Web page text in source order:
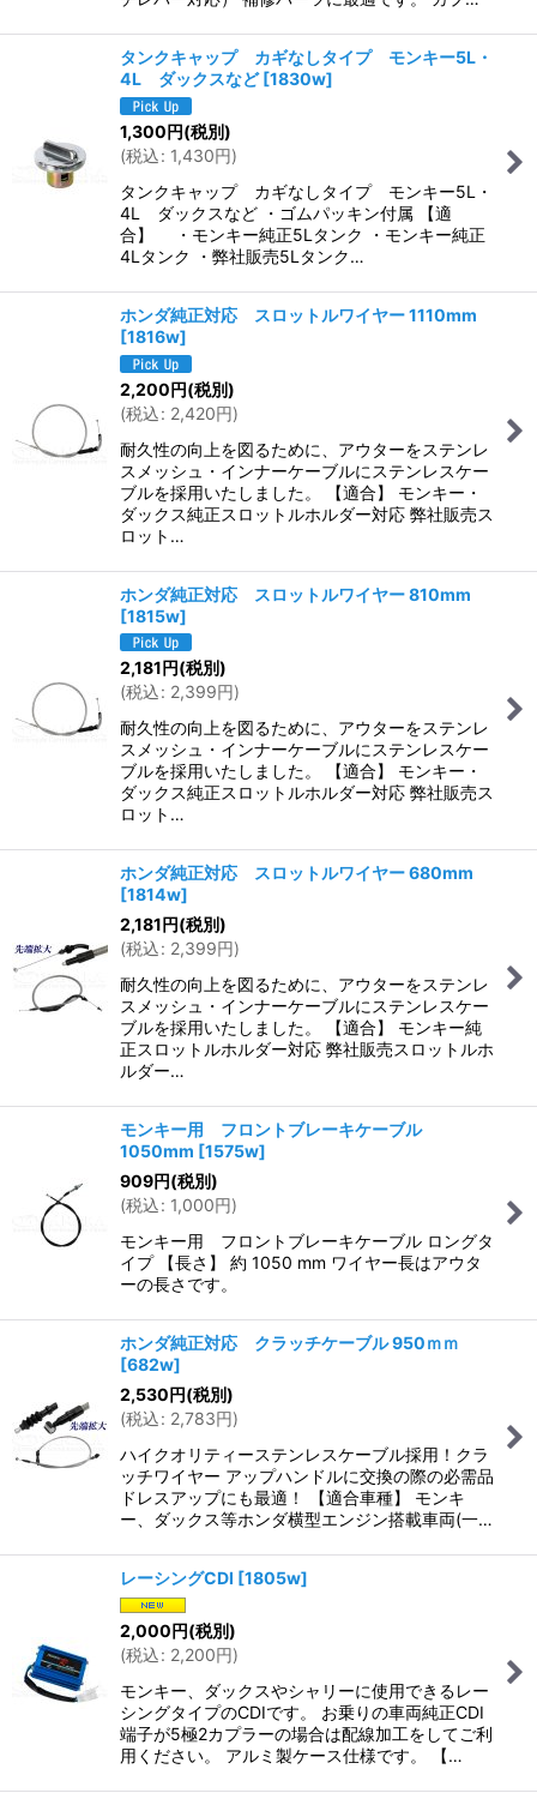
タンクキャップ カギなしタイプ モンキー5L・
4L ダックスなど [1830w]
1,300円(税別)
(税込: 1,430円)
タンクキャップ カギなしタイプ モンキー5L・
4L ダックスなど ・ゴムパッキン付属 【適
合】 ・モンキー純正5Lタンク ・モンキー純正
4Lタンク ・弊社販売5Lタンク…
ホンダ純正対応 スロットルワイヤー 1110mm
[1816w]
2,200円(税別)
(税込: 2,420円)
耐久性の向上を図るために、アウターをステンレ
スメッシュ・インナーケーブルにステンレスケー
ブルを採用いたしました。 【適合】 モンキー・
ダックス純正スロットルホルダー対応 弊社販売ス
ロット…
ホンダ純正対応 スロットルワイヤー 810mm
[1815w]
2,181円(税別)
(税込: 2,399円)
耐久性の向上を図るために、アウターをステンレ
スメッシュ・インナーケーブルにステンレスケー
ブルを採用いたしました。 【適合】 モンキー・
ダックス純正スロットルホルダー対応 弊社販売ス
ロット…
ホンダ純正対応 スロットルワイヤー 680mm
[1814w]
2,181円(税別)
(税込: 2,399円)
耐久性の向上を図るために、アウターをステンレ
スメッシュ・インナーケーブルにステンレスケー
ブルを採用いたしました。 【適合】 モンキー純
正スロットルホルダー対応 弊社販売スロットルホ
ルダー…
モンキー用 フロントブレーキケーブル
1050mm [1575w]
909円(税別)
(税込: 1,000円)
モンキー用 フロントブレーキケーブル ロングタ
イプ 【長さ】 約 1050 mm ワイヤー長はアウタ
ーの長さです。
ホンダ純正対応 クラッチケーブル 950ｍｍ
[682w]
2,530円(税別)
(税込: 2,783円)
ハイクオリティーステンレスケーブル採用！クラ
ッチワイヤー アップハンドルに交換の際の必需品
ドレスアップにも最適！ 【適合車種】 モンキ
ー、ダックス等ホンダ横型エンジン搭載車両(一…
レーシングCDI [1805w]
2,000円(税別)
(税込: 2,200円)
モンキー、ダックスやシャリーに使用できるレー
シングタイプのCDIです。 お乗りの車両純正CDI
端子が5極2カプラーの場合は配線加工をしてご利
用ください。 アルミ製ケース仕様です。 【…